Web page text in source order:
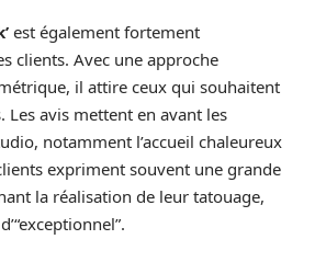
est également fortement
clients. Avec une approche
il attire ceux qui souhaitent
Les avis mettent en avant les
notamment l’accueil chaleureux
expriment souvent une grande
la réalisation de leur tatouage,